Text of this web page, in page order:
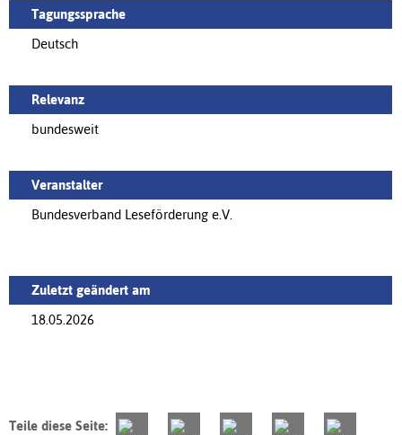
Tagungssprache
Deutsch
Relevanz
bundesweit
Veranstalter
Bundesverband Leseförderung e.V.
Zuletzt geändert am
18.05.2026
Teile diese Seite: